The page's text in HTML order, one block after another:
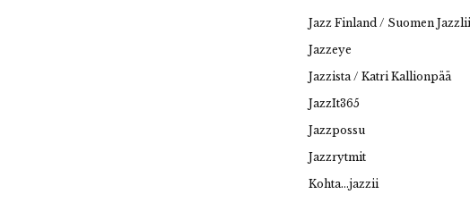
Jazz Finland / Suomen
Jazzeye
Jazzista / Katri Kallionpää
JazzIt365
Jazzpossu
Jazzrytmit
Kohta…jazzii